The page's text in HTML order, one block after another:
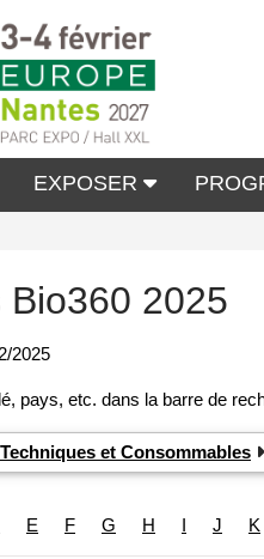
EXPOSER
Bio360 2025
2025
et Consommables
E F G H I J K